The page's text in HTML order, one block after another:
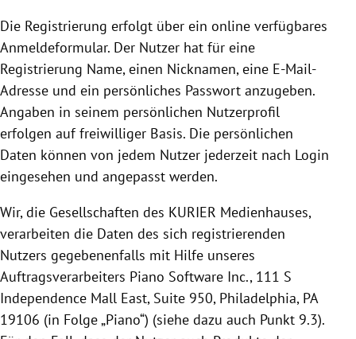
Die Registrierung erfolgt über ein online verfügbares
Anmeldeformular. Der Nutzer hat für eine
Registrierung Name, einen Nicknamen, eine E-Mail-
Adresse und ein persönliches Passwort anzugeben.
Angaben in seinem persönlichen Nutzerprofil
erfolgen auf freiwilliger Basis. Die persönlichen
Daten können von jedem Nutzer jederzeit nach Login
eingesehen und angepasst werden.
Wir, die Gesellschaften des KURIER Medienhauses,
verarbeiten die Daten des sich registrierenden
Nutzers gegebenenfalls mit Hilfe unseres
Auftragsverarbeiters Piano Software Inc., 111 S
Independence Mall East, Suite 950, Philadelphia, PA
19106 (in Folge „Piano“) (siehe dazu auch Punkt 9.3).